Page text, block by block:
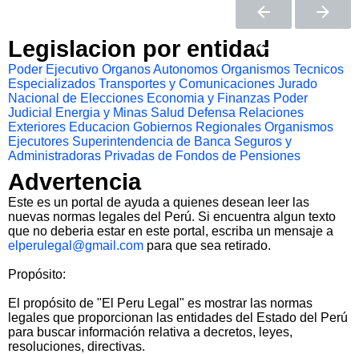
Legislacion por entidad
Poder Ejecutivo Organos Autonomos Organismos Tecnicos
Especializados Transportes y Comunicaciones Jurado
Nacional de Elecciones Economia y Finanzas Poder
Judicial
Energia y Minas Salud Defensa Relaciones
Exteriores Educacion Gobiernos Regionales Organismos
Ejecutores Superintendencia de Banca Seguros y
Administradoras Privadas de Fondos de Pensiones
Advertencia
Este es un portal de ayuda a quienes desean leer las
nuevas normas legales del Perú. Si encuentra algun texto
que no deberia estar en este portal, escriba un mensaje a
elperulegal@gmail.com para que sea retirado.
Propósito:
El propósito de "El Peru Legal" es mostrar las normas
legales que proporcionan las entidades del Estado del Perú
para buscar información relativa a decretos, leyes,
resoluciones, directivas.